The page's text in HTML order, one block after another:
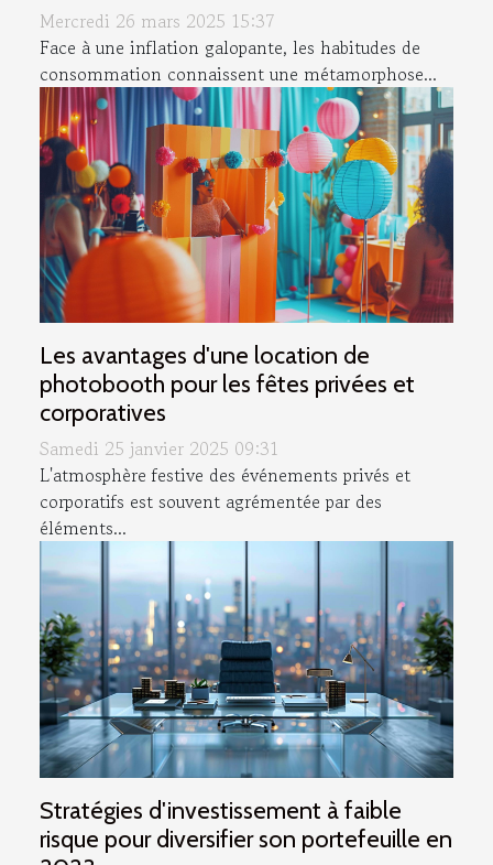
Mercredi 26 mars 2025 15:37
Face à une inflation galopante, les habitudes de
consommation connaissent une métamorphose...
Les avantages d'une location de
photobooth pour les fêtes privées et
corporatives
Samedi 25 janvier 2025 09:31
L'atmosphère festive des événements privés et
corporatifs est souvent agrémentée par des
éléments...
Stratégies d'investissement à faible
risque pour diversifier son portefeuille en